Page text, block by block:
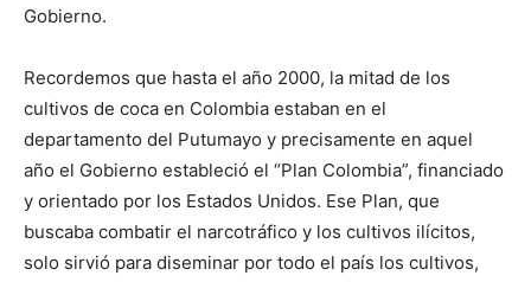
Gobierno.
Recordemos que hasta el año 2000, la mitad de los
cultivos de coca en Colombia estaban en el
departamento del Putumayo y precisamente en aquel
año el Gobierno estableció el “Plan Colombia”, financiado
y orientado por los Estados Unidos. Ese Plan, que
buscaba combatir el narcotráfico y los cultivos ilícitos,
solo sirvió para diseminar por todo el país los cultivos,